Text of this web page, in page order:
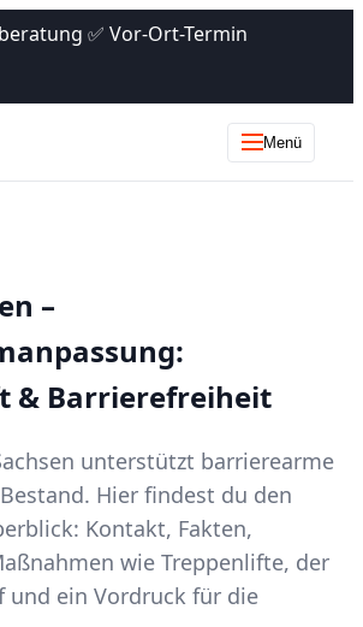
✅ Vor-Ort-Termin
Menü
–
& Barrierefreiheit
unterstützt barrierearme
Hier findest du den
Kontakt, Fakten,
wie Treppenlifte, der
und ein Vordruck für die